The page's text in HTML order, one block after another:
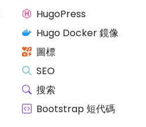
HugoPress
Hugo Docker 鏡像
圖標
SEO
搜索
Bootstrap 短代碼